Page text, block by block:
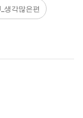
생각많은편